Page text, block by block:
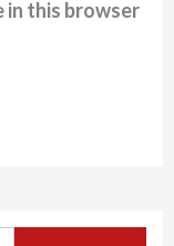
in this browser